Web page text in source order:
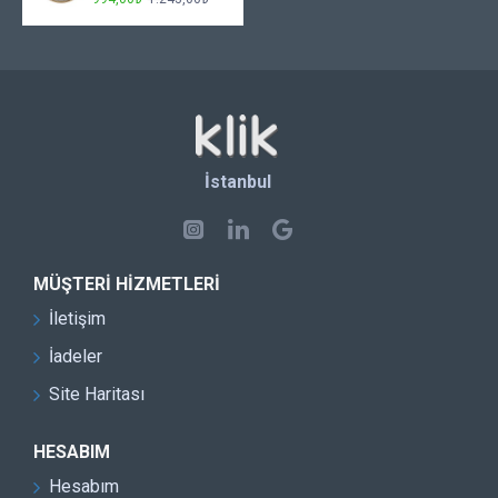
İstanbul
MÜŞTERI HIZMETLERI
İletişim
İadeler
Site Haritası
HESABIM
Hesabım